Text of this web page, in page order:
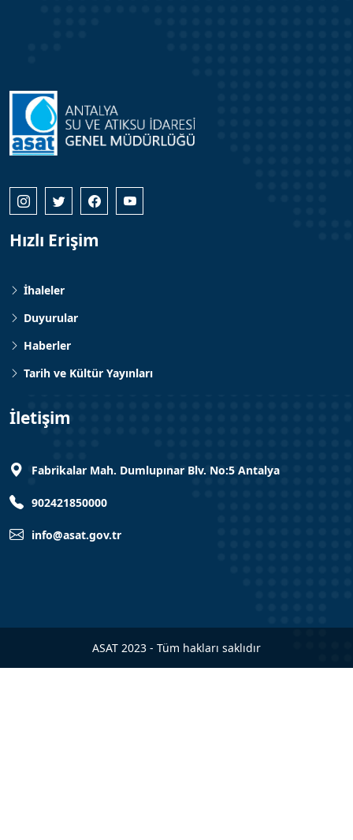
Hızlı Erişim
İhaleler
Duyurular
Haberler
Tarih ve Kültür Yayınları
İletişim
Fabrikalar Mah. Dumlupınar Blv. No:5 Antalya
902421850000
info@asat.gov.tr
ASAT 2023 - Tüm hakları saklıdır